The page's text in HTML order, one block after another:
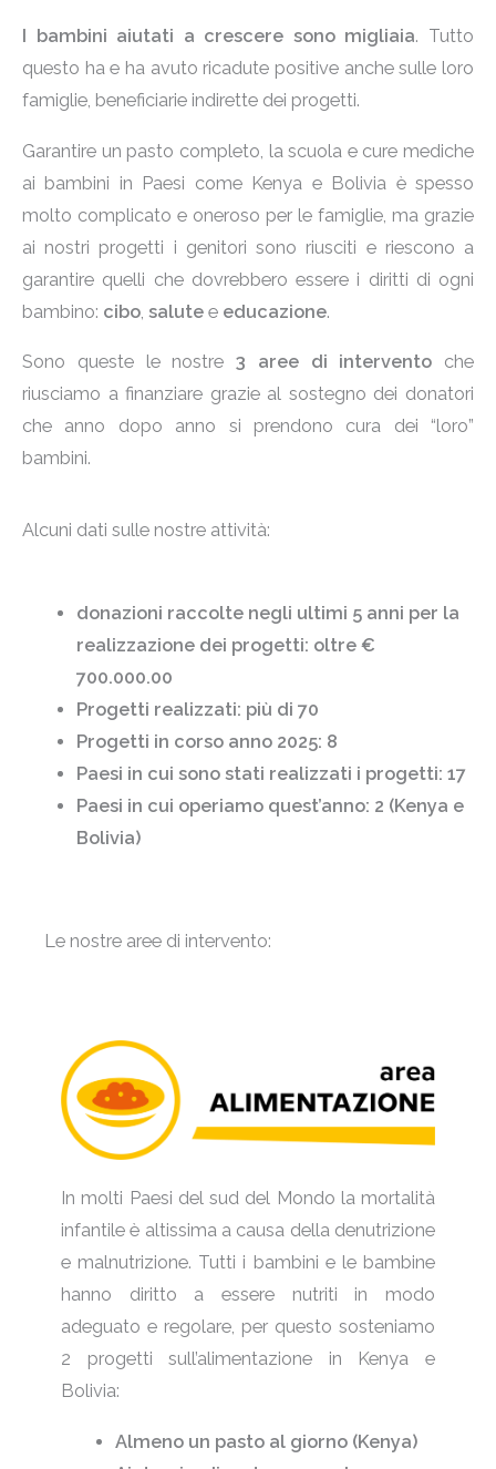
I bambini aiutati a crescere sono migliaia. Tutto
questo ha e ha avuto ricadute positive anche sulle loro
famiglie, beneficiarie indirette dei progetti.
Garantire un pasto completo, la scuola e cure mediche
ai bambini in Paesi come Kenya e Bolivia è spesso
molto complicato e oneroso per le famiglie, ma grazie
ai nostri progetti i genitori sono riusciti e riescono a
garantire quelli che dovrebbero essere i diritti di ogni
bambino: cibo salute e educazione.
Sono queste le nostre 3 aree di intervento che
riusciamo a finanziare grazie al sostegno dei donatori
che anno dopo anno si prendono cura dei “loro”
bambini.
Alcuni dati sulle nostre attività:
donazioni raccolte negli ultimi 5 anni per la
realizzazione dei progetti: oltre €
700.000.00
Progetti realizzati: più di 70
Progetti in corso anno 2025: 8
Paesi in cui sono stati realizzati i progetti: 17
Paesi in cui operiamo quest’anno: 2 (Kenya e
Bolivia)
Le nostre aree di intervento:
In molti Paesi del sud del Mondo la mortalità
infantile è altissima a causa della denutrizione
e malnutrizione. Tutti i bambini e le bambine
hanno diritto a essere nutriti in modo
adeguato e regolare, per questo sosteniamo
2 progetti sull’alimentazione in Kenya e
Bolivia:
Almeno un pasto al giorno (Kenya)